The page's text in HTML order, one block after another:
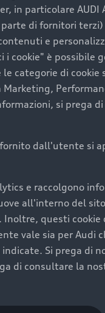
Audi offre
la
un’auto usata,
stato migliore
della vettura
conservazione
principali in
in particolare
di fornitori
e
cookie" è possibile
categorie di cookie
si prega
dall'utente si
e raccolgono
all'interno del
questi
vale sia per Audi
Si prega di
di consultare la